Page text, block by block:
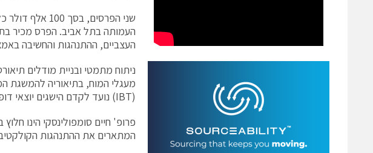
שני הפרסים,
העמותה בתל אביב. הפרס מכיר
העצביים, ההתנהגות והחשיבה
ניתוח מתמטי ובניית מודלים
מעגלי המוח, בתיאוריה להמשגת
(IBT) נועד לקדם הישגים יוצאי דופן בתחום זה של חקר המוח.
פרופ' חיים סומפולינסקי הינו
המתארים את ההתנהגות